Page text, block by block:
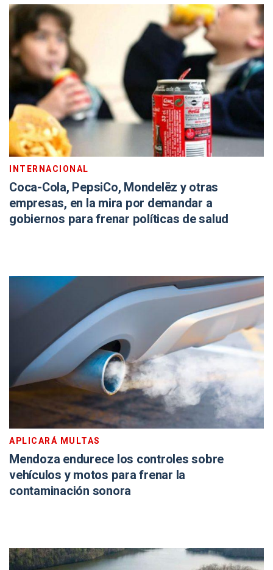
INTERNACIONAL
Coca-Cola, PepsiCo, Mondelēz y otras
empresas, en la mira por demandar a
gobiernos para frenar políticas de salud
APLICARÁ MULTAS
Mendoza endurece los controles sobre
vehículos y motos para frenar la
contaminación sonora